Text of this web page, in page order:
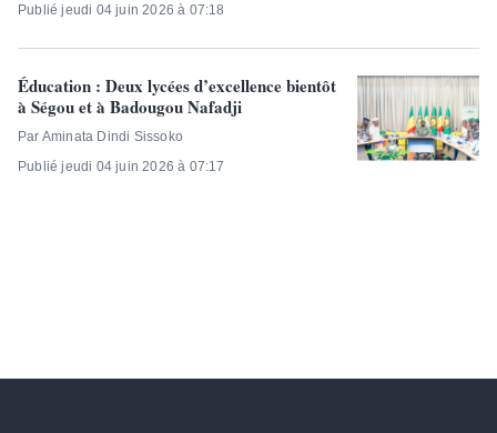
Publié jeudi 04 juin 2026 à 07:18
Éducation : Deux lycées d’excellence bientôt
à Ségou et à Badougou Nafadji
Par Aminata Dindi Sissoko
Publié jeudi 04 juin 2026 à 07:17